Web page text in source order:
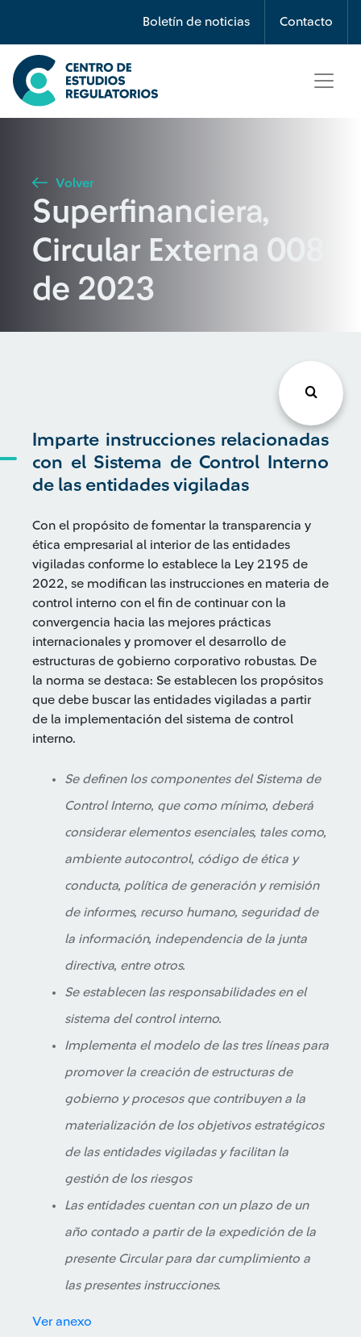
Boletín de noticias Contacto
Búsqueda
Seleccione país
Buscar
Volver
Superfinanciera,
Circular Externa 008
de 2023
Imparte instrucciones relacionadas
con el Sistema de Control Interno
de las entidades vigiladas
Con el propósito de fomentar la transparencia y
ética empresarial al interior de las entidades
vigiladas conforme lo establece la Ley 2195 de
2022, se modifican las instrucciones en materia de
control interno con el fin de continuar con la
convergencia hacia las mejores prácticas
internacionales y promover el desarrollo de
estructuras de gobierno corporativo robustas. De
la norma se destaca: Se establecen los propósitos
que debe buscar las entidades vigiladas a partir
de la implementación del sistema de control
interno.
Se definen los componentes del Sistema de
Control Interno, que como mínimo, deberá
considerar elementos esenciales, tales como,
ambiente autocontrol, código de ética y
conducta, política de generación y remisión
de informes, recurso humano, seguridad de
la información, independencia de la junta
directiva, entre otros.
Se establecen las responsabilidades en el
sistema del control interno.
Implementa el modelo de las tres líneas para
promover la creación de estructuras de
gobierno y procesos que contribuyen a la
materialización de los objetivos estratégicos
de las entidades vigiladas y facilitan la
gestión de los riesgos
Las entidades cuentan con un plazo de un
año contado a partir de la expedición de la
presente Circular para dar cumplimiento a
las presentes instrucciones.
Ver anexo